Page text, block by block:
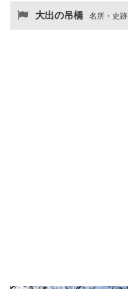
大出の吊橋 名所・史跡